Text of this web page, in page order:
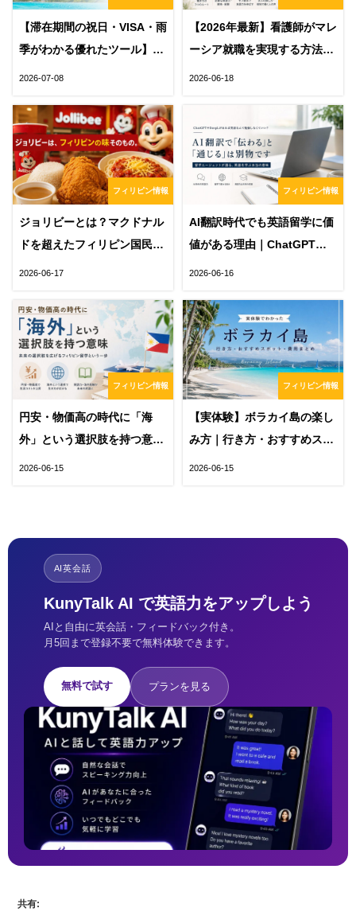
【滞在期間の祝日・VISA・雨
季がわかる優れたツール】フ
2026-07-08
【2026年最新】看護師がマレ
ーシア就職を実現する方法｜
2026-06-18
フィリピン情報
ジョリビーとは？マクドナル
ドを超えたフィリピン国民食
2026-06-17
フィリピン情報
AI翻訳時代でも英語留学に価
値がある理由｜ChatGPTや
2026-06-16
フィリピン情報
円安・物価高の時代に「海
外」という選択肢を持つ意味
2026-06-15
フィリピン情報
【実体験】ボラカイ島の楽し
み方｜行き方・おすすめスポ
2026-06-15
AI英会話
KunyTalk AI で英語力をアップしよう
AIと自由に英会話・フィードバック付き。
月5回まで登録不要で無料体験できます。
無料で試す プランを見る
共有: